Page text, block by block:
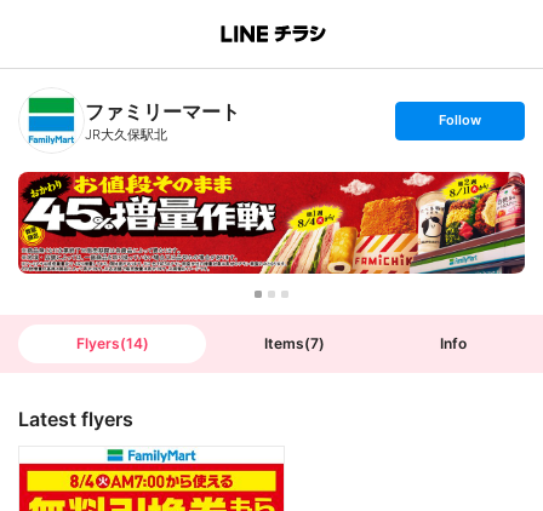
B
n
T
ファミリーマート
JR大久保駅北
s
t
o
l
l
o
w
Follow
Flyers(14) Items(7) Info
Latest flyers